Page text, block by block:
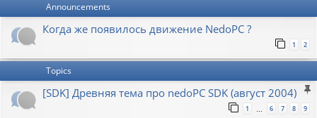
Announcements
Когда же появилось движение NedoPC ?
1 2
Topics
[SDK] Древняя тема про nedoPC SDK (август 2004)
1 … 6 7 8 9